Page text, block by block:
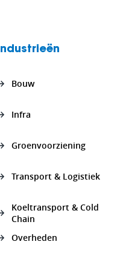
Industrieën
Bouw
Infra
Groenvoorziening
Transport & Logistiek
Koeltransport & Cold
Chain
Overheden